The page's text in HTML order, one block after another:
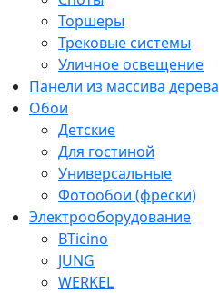
Торшеры
Трековые системы
Уличное освещение
Панели из массива дерева
Обои
Детские
Для гостиной
Универсальные
Фотообои (фрески)
Электрооборудование
BTicino
JUNG
WERKEL